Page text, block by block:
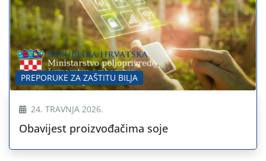
PREPORUKE ZA ZAŠTITU BILJA
24. TRAVNJA 2026.
Obavijest proizvođačima soje